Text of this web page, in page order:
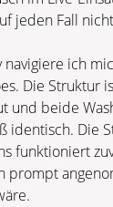
jeden Fall
navigiere ich
Die Struktur
und beide
identisch. Die
funktioniert
prompt